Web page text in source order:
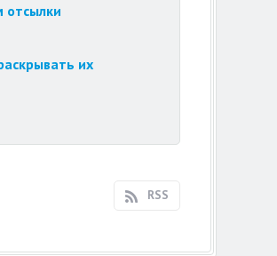
отсылки
их
RSS